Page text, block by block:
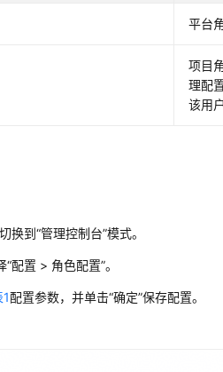
平台
项目
理配
该用
换到“管理控制台”模式。
“配置 > 角色配置”。
1配置参数，并单击“确定”保存配置。